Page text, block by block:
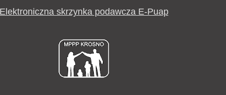
skrzynka podawcza E-Puap